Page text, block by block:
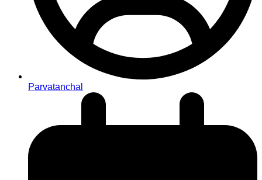
Parvatanchal